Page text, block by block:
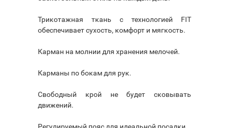
Трикотажная ткань с технологией FIT
обеспечивает сухость, комфорт и мягкость.
Карман на молнии для хранения мелочей.
Карманы по бокам для рук.
Свободный крой не будет сковывать
движений.
Регулируемый пояс для идеальной посадки.